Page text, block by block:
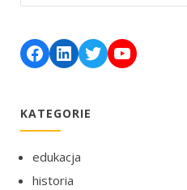
Facebook
LinkedIn
TwitterYouTube
KATEGORIE
edukacja
historia